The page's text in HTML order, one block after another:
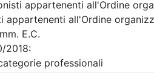
Dettagli evento